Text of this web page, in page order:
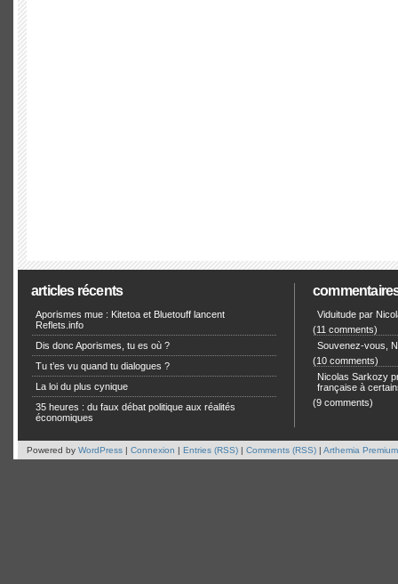
articles récents
Aporismes mue : Kitetoa et Bluetouff lancent
Reflets.info
Dis donc Aporismes, tu es où ?
Tu t’es vu quand tu dialogues ?
La loi du plus cynique
35 heures : du faux débat politique aux réalités
économiques
Viduitude par
(11 comments)
Souvenez-vous,
(10 comments)
Nicolas Sarkozy
française à
(9 comments)
Powered by WordPress | Connexion | Entries (RSS) | Comments (RSS) | Arthemia Premium